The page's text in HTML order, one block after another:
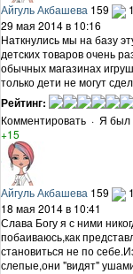
Айгуль Акбашева 159
29 мая 2014 в 10:16
Наткнулись мы на базу
детских товаров очень
обычных магазинах
только дети не могут
Рейтинг:
Комментировать · Я был
+15
Айгуль Акбашева 159
18 мая 2014 в 10:41
Слава Богу я с ними
побаиваюсь,как
становиться не по
слепые,они "видят"